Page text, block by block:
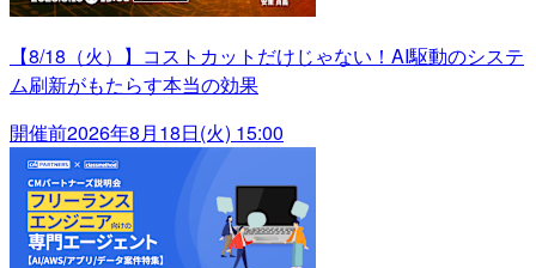
【8/18（火）】コストカットだけじゃない！AI駆動のシステ
ム刷新がもたらす本当の効果
開催前2026年8月18日(火) 15:00